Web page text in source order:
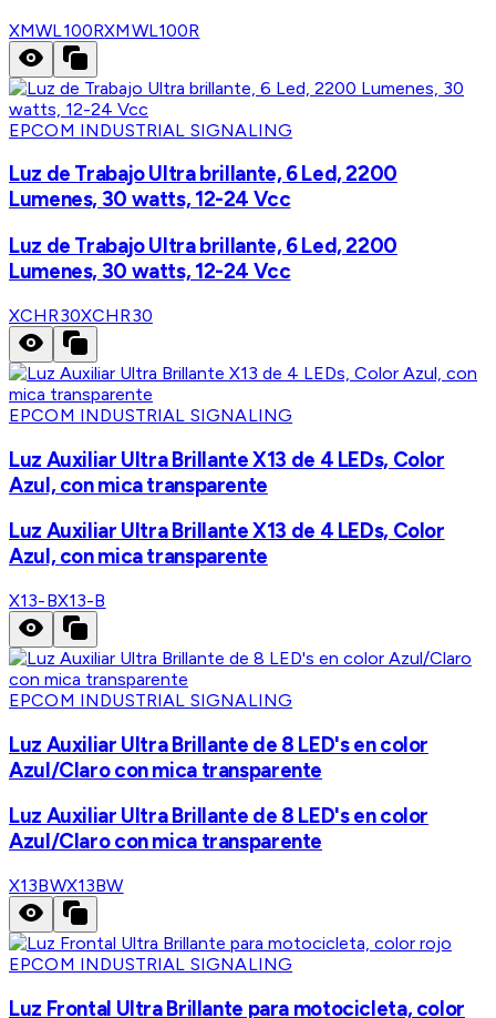
XMWL100RXMWL100R
EPCOM INDUSTRIAL SIGNALING
Luz de Trabajo Ultra brillante, 6 Led, 2200
Lumenes, 30 watts, 12-24 Vcc
Luz de Trabajo Ultra brillante, 6 Led, 2200
Lumenes, 30 watts, 12-24 Vcc
XCHR30XCHR30
EPCOM INDUSTRIAL SIGNALING
Luz Auxiliar Ultra Brillante X13 de 4 LEDs, Color
Azul, con mica transparente
Luz Auxiliar Ultra Brillante X13 de 4 LEDs, Color
Azul, con mica transparente
X13-BX13-B
EPCOM INDUSTRIAL SIGNALING
Luz Auxiliar Ultra Brillante de 8 LED's en color
Azul/Claro con mica transparente
Luz Auxiliar Ultra Brillante de 8 LED's en color
Azul/Claro con mica transparente
X13BWX13BW
EPCOM INDUSTRIAL SIGNALING
Luz Frontal Ultra Brillante para motocicleta, color